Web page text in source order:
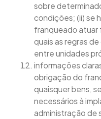
sobre
condições; (ii) se
franqueado atuar
quais as regras
entre unidades
informações
obrigação do
quaisquer bens,
necessários à
administração de